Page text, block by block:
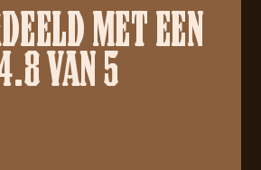
MET EEN
VAN 5